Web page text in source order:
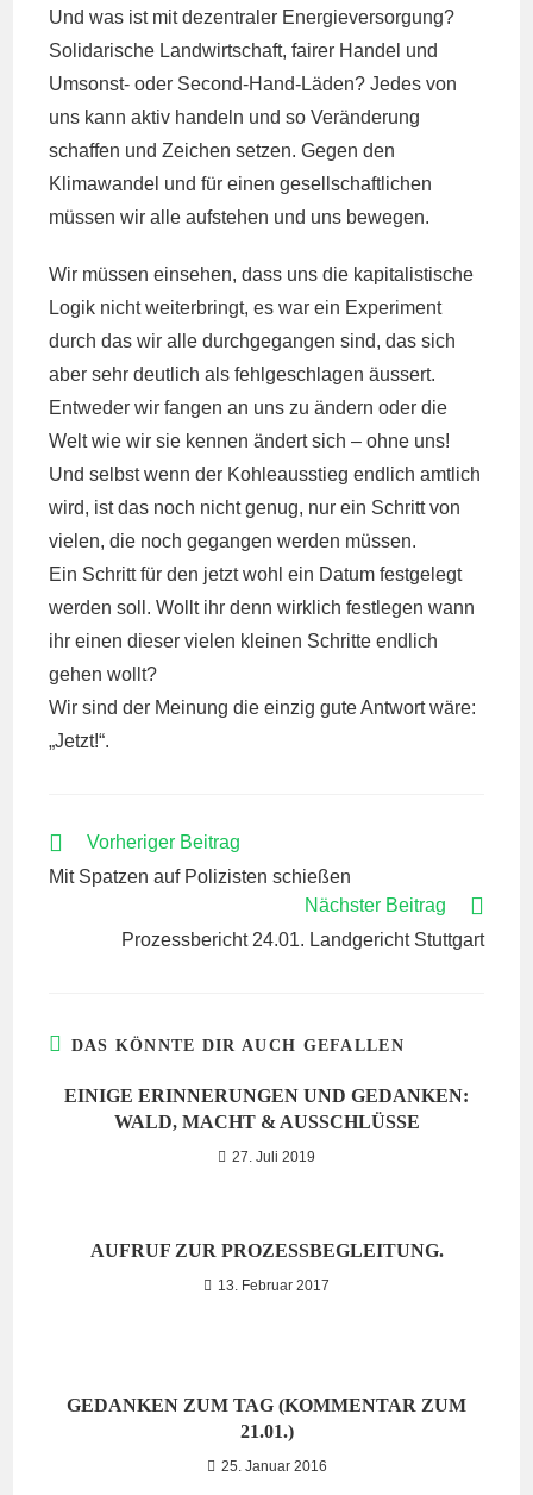
Und was ist mit dezentraler Energieversorgung?
Solidarische Landwirtschaft, fairer Handel und
Umsonst- oder Second-Hand-Läden? Jedes von
uns kann aktiv handeln und so Veränderung
schaffen und Zeichen setzen. Gegen den
Klimawandel und für einen gesellschaftlichen
müssen wir alle aufstehen und uns bewegen.
Wir müssen einsehen, dass uns die kapitalistische
Logik nicht weiterbringt, es war ein Experiment
durch das wir alle durchgegangen sind, das sich
aber sehr deutlich als fehlgeschlagen äussert.
Entweder wir fangen an uns zu ändern oder die
Welt wie wir sie kennen ändert sich – ohne uns!
Und selbst wenn der Kohleausstieg endlich amtlich
wird, ist das noch nicht genug, nur ein Schritt von
vielen, die noch gegangen werden müssen.
Ein Schritt für den jetzt wohl ein Datum festgelegt
werden soll. Wollt ihr denn wirklich festlegen wann
ihr einen dieser vielen kleinen Schritte endlich
gehen wollt?
Wir sind der Meinung die einzig gute Antwort wäre:
„Jetzt!“.
WEITERE
ANSEHEN
Vorheriger Beitrag
Mit Spatzen auf Polizisten schießen
Nächster Beitrag
Prozessbericht 24.01. Landgericht Stuttgart
DAS KÖNNTE DIR AUCH GEFALLEN
EINIGE ERINNERUNGEN UND GEDANKEN:
WALD, MACHT & AUSSCHLÜSSE
27. Juli 2019
AUFRUF ZUR PROZESSBEGLEITUNG.
13. Februar 2017
GEDANKEN ZUM TAG (KOMMENTAR ZUM
21.01.)
25. Januar 2016